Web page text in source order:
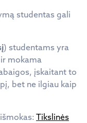
studentas gali
) studentams yra
ir mokama
įskaitant to
bet ne ilgiau kaip
Tikslinės